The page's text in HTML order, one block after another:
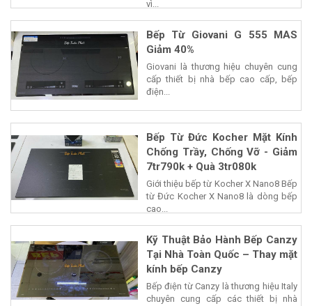
vì...
Bếp Từ Giovani G 555 MAS
Giảm 40%
Giovani là thương hiệu chuyên cung
cấp thiết bị nhà bếp cao cấp, bếp
điện...
Bếp Từ Đức Kocher Mặt Kính
Chống Trầy, Chống Vỡ - Giảm
7tr790k + Quà 3tr080k
Giới thiệu bếp từ Kocher X Nano8 Bếp
từ Đức Kocher X Nano8 là dòng bếp
cao...
Kỹ Thuật Bảo Hành Bếp Canzy
Tại Nhà Toàn Quốc – Thay mặt
kính bếp Canzy
Bếp điện từ Canzy là thương hiệu Italy
chuyên cung cấp các thiết bị nhà